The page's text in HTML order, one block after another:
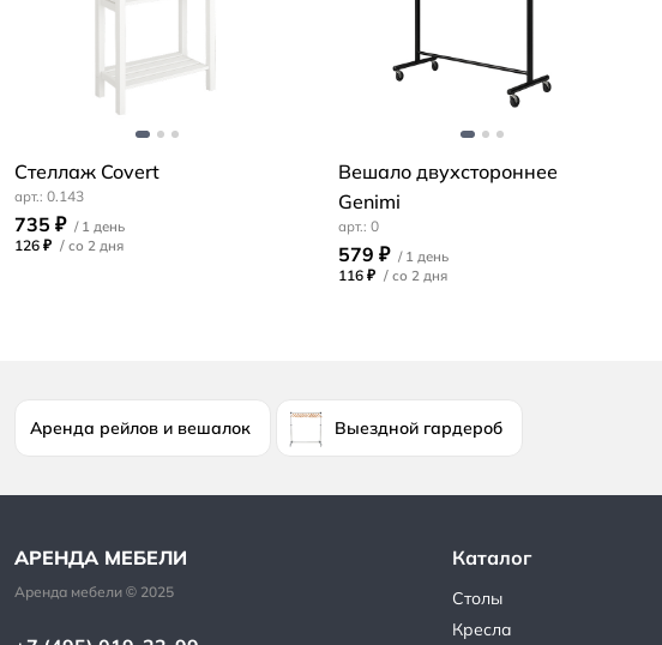
Стеллаж Covert
0.143
735 ₽
126 ₽ /
Вешало двухстороннее
Genimi
0
579 ₽
116 ₽ /
Аренда рейлов и вешалок Выездной гардероб
Каталог
Столы
Кресла